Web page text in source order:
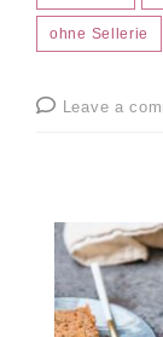
ohne Sellerie
Leave a